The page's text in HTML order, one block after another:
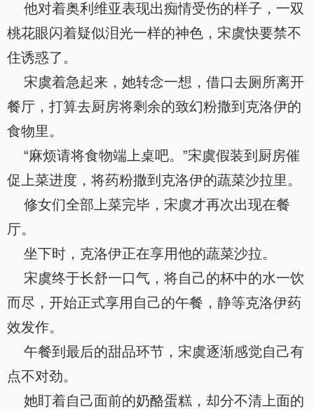
他对着奥利维亚表现出痴情受伤的样子，一双
桃花眼闪着疑似泪光一样的神色，宋虞快要禁不
住诱惑了。
宋虞着急起来，她转念一想，借口去厕所离开
餐厅，打算去厨房将剩余的致幻粉撒到克洛伊的
食物里。
“麻烦请将食物端上桌吧。”宋虞假装到厨房催
促上菜进度，将药粉撒到克洛伊的蔬菜沙拉里。
修女们全部上菜完毕，宋虞才再次出现在餐
厅。
坐下时，克洛伊正在享用他的蔬菜沙拉。
宋虞终于长舒一口气，将自己的杯中的水一饮
而尽，开始正式享用自己的午餐，静等克洛伊药
效发作。
午餐到最后的甜品环节，宋虞逐渐感觉自己有
点不对劲。
她盯着自己面前的奶酪蛋糕，却分不清上面的